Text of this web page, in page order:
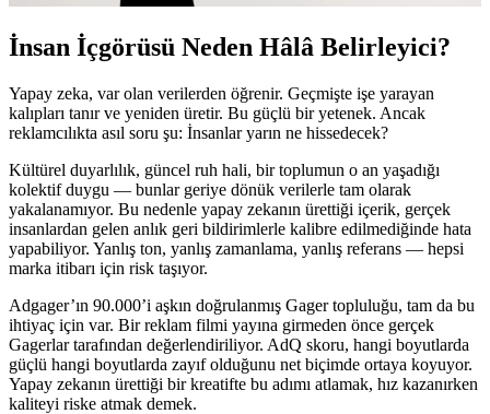
İnsan İçgörüsü Neden Hâlâ Belirleyici?
Yapay zeka, var olan verilerden öğrenir. Geçmişte işe yarayan
kalıpları tanır ve yeniden üretir. Bu güçlü bir yetenek. Ancak
reklamcılıkta asıl soru şu: İnsanlar yarın ne hissedecek?
Kültürel duyarlılık, güncel ruh hali, bir toplumun o an yaşadığı
kolektif duygu — bunlar geriye dönük verilerle tam olarak
yakalanamıyor. Bu nedenle yapay zekanın ürettiği içerik, gerçek
insanlardan gelen anlık geri bildirimlerle kalibre edilmediğinde hata
yapabiliyor. Yanlış ton, yanlış zamanlama, yanlış referans — hepsi
marka itibarı için risk taşıyor.
Adgager’ın 90.000’i aşkın doğrulanmış Gager topluluğu, tam da bu
ihtiyaç için var. Bir reklam filmi yayına girmeden önce gerçek
Gagerlar tarafından değerlendiriliyor. AdQ skoru, hangi boyutlarda
güçlü hangi boyutlarda zayıf olduğunu net biçimde ortaya koyuyor.
Yapay zekanın ürettiği bir kreatifte bu adımı atlamak, hız kazanırken
kaliteyi riske atmak demek.